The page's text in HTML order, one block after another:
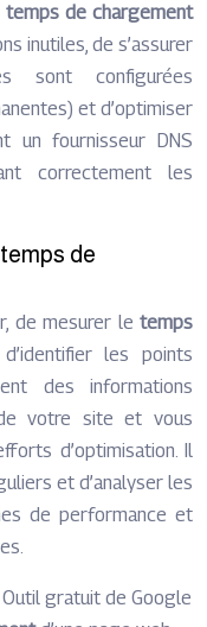
temps de chargement
inutiles, de s’assurer
sont configurées
et d’optimiser
un fournisseur DNS
correctement les
de
de mesurer le temps
les points
des informations
votre site et vous
d’optimisation. Il
et d’analyser les
de performance et
gratuit de Google